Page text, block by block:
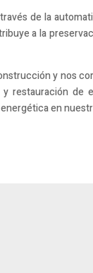
de la
a la
y nos
restauración
en